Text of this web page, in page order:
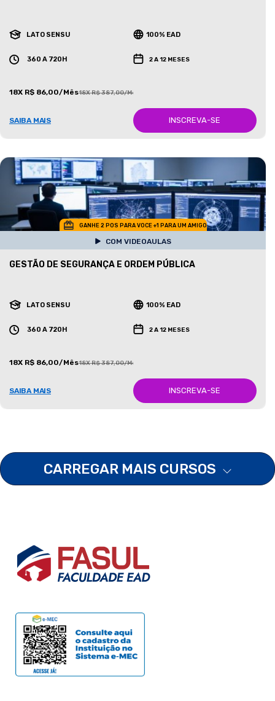
LATO SENSU 100% EAD
360 A 720H 2 A 12 MESES
18X R$ 86,00/Mês18X R$ 387,00/Mês
SAIBA MAIS INSCREVA-SE
GANHE 2 POS PARA VOCE +1 PARA UM AMIGO
COM VIDEOAULAS
GESTÃO DE SEGURANÇA E ORDEM PÚBLICA
LATO SENSU 100% EAD
360 A 720H 2 A 12 MESES
18X R$ 86,00/Mês18X R$ 387,00/Mês
SAIBA MAIS INSCREVA-SE
CARREGAR MAIS CURSOS